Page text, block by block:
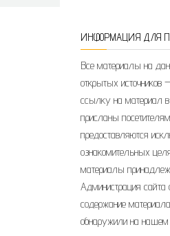
ИНФОРМАЦИЯ ДЛЯ
Все материалы на
открытых
ссылку на материал в
присланы
предоставляются
ознакомительных
материалы
Администрация сайта
содержание
обнаружили на